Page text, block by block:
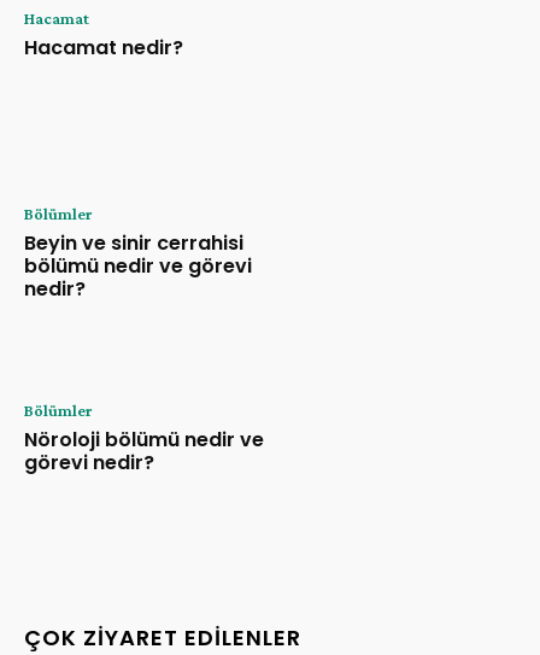
Hacamat
Hacamat nedir?
Bölümler
Beyin ve sinir cerrahisi
bölümü nedir ve görevi
nedir?
Bölümler
Nöroloji bölümü nedir ve
görevi nedir?
ÇOK ZIYARET EDILENLER